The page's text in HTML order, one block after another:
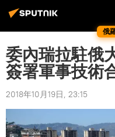
俄
委內瑞拉駐俄
簽署軍事技術
2018年10月19日, 23:15